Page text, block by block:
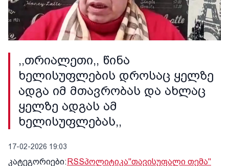
,,თრიალეთი,, წინა
ხელისუფლების დროსაც ყელზე
ადგა იმ მთავრობას და ახლაც
ყელზე ადგას ამ
ხელისუფლებას,,
17-02-2026 19:03
კატეგორიები:RSSპოლიტიკა"თავისუფალი თემა"